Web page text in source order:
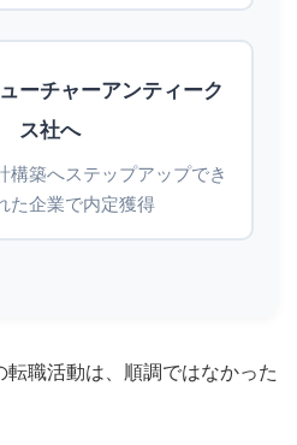
ーチャーアンティーク
ス社へ
構築へステップアップでき
た企業で内定獲得
転職活動は、順調ではなかった